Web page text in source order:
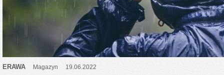
ERAWA Magazyn 19.06.2022